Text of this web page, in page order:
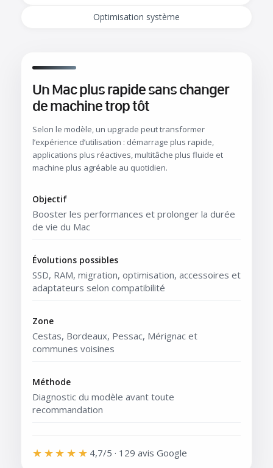
Optimisation système
Un Mac plus rapide sans changer
de machine trop tôt
Selon le modèle, un upgrade peut transformer
l’expérience d’utilisation : démarrage plus rapide,
applications plus réactives, multitâche plus fluide et
machine plus agréable au quotidien.
Objectif
Booster les performances et prolonger la durée
de vie du Mac
Évolutions possibles
SSD, RAM, migration, optimisation, accessoires et
adaptateurs selon compatibilité
Zone
Cestas, Bordeaux, Pessac, Mérignac et
communes voisines
Méthode
Diagnostic du modèle avant toute
recommandation
★★★★★ 4,7/5 · 129 avis Google